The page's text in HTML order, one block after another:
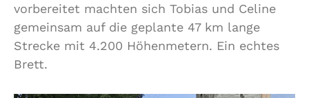
vorbereitet machten sich Tobias und Celine
gemeinsam auf die geplante 47 km lange
Strecke mit 4.200 Höhenmetern. Ein echtes
Brett.